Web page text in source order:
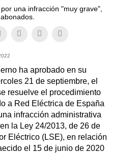
una infracción "muy grave",
ha aprobado en su
21 de septiembre, el
resuelve el procedimiento
a Red Eléctrica de España
infracción administrativa
la Ley 24/2013, de 26 de
Eléctrico (LSE), en relación
el 15 de junio de 2020